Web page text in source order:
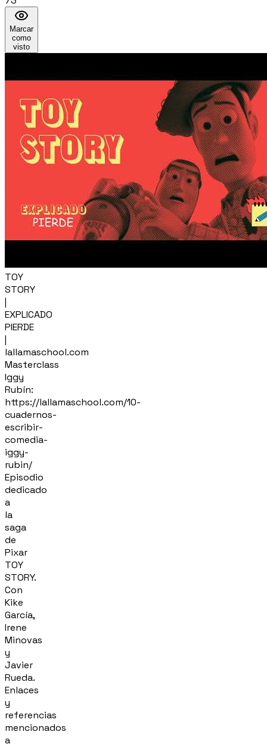
Marcar
como
visto
TOY
STORY
|
EXPLICADO
PIERDE
|
lallamaschool.com
Masterclass
Iggy
Rubín:
https://lallamaschool.com/10-
cuadernos-
escribir-
comedia-
iggy-
rubin/
Episodio
dedicado
a
la
saga
de
Pixar
TOY
STORY.
Con
Kike
García,
Irene
Minovas
y
Javier
Rueda.
Enlaces
y
referencias
mencionados
a